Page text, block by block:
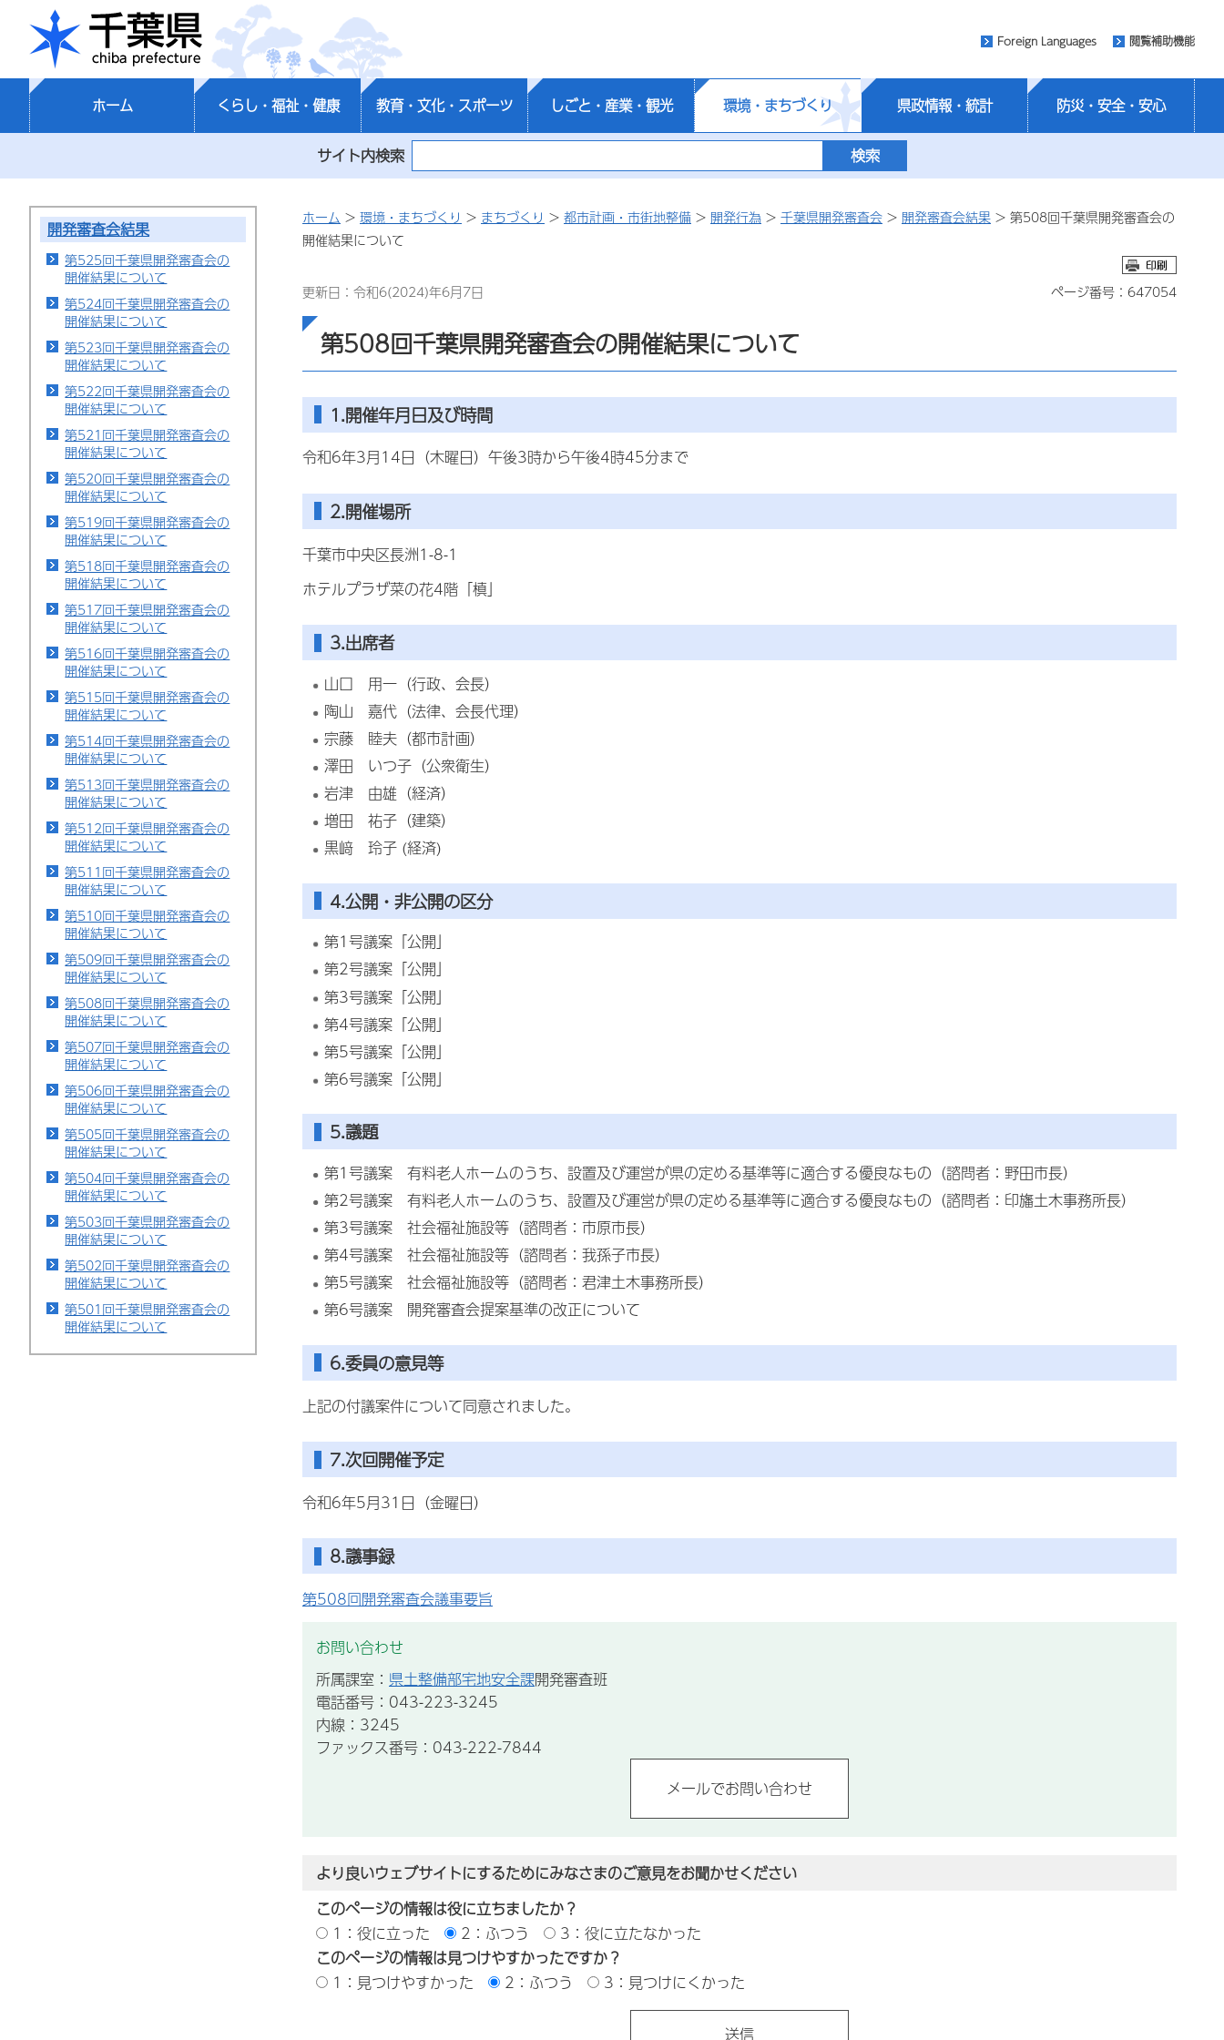
千葉県
Foreign Languages 閲覧補助機能
ホーム くらし・福祉・健康 教育・文化・スポーツ しごと・産業・観光 環境・まちづくり 県政情報・統計 防災・安全・安心
サイト内検索
開発審査会結果
第525回千葉県開発審査会の
開催結果について
第524回千葉県開発審査会の
開催結果について
第523回千葉県開発審査会の
開催結果について
第522回千葉県開発審査会の
開催結果について
第521回千葉県開発審査会の
開催結果について
第520回千葉県開発審査会の
開催結果について
第519回千葉県開発審査会の
開催結果について
第518回千葉県開発審査会の
開催結果について
第517回千葉県開発審査会の
開催結果について
第516回千葉県開発審査会の
開催結果について
第515回千葉県開発審査会の
開催結果について
第514回千葉県開発審査会の
開催結果について
第513回千葉県開発審査会の
開催結果について
第512回千葉県開発審査会の
開催結果について
第511回千葉県開発審査会の
開催結果について
第510回千葉県開発審査会の
開催結果について
第509回千葉県開発審査会の
開催結果について
第508回千葉県開発審査会の
開催結果について
第507回千葉県開発審査会の
開催結果について
第506回千葉県開発審査会の
開催結果について
第505回千葉県開発審査会の
開催結果について
第504回千葉県開発審査会の
開催結果について
第503回千葉県開発審査会の
開催結果について
第502回千葉県開発審査会の
開催結果について
第501回千葉県開発審査会の
開催結果について
ホーム > 環境・まちづくり > まちづくり > 都市計画・市街地整備 > 開発行為 > 千葉県開発審査会 > 開発審査会結果 > 第508回千葉県開発審査会の
開催結果について
更新日：令和6(2024)年6月7日 ページ番号：647054
第508回千葉県開発審査会の開催結果について
1.開催年月日及び時間
令和6年3月14日（木曜日）午後3時から午後4時45分まで
2.開催場所
千葉市中央区長洲1-8-1
ホテルプラザ菜の花4階「槙」
3.出席者
山口 用一（行政、会長）
陶山 嘉代（法律、会長代理）
宗藤
睦夫（都市計画）
澤田 いつ子（公衆衛生）
岩津 由雄（経済）
増田 祐子（建築）
黒﨑 玲子 (経済)
4.公開・非公開の区分
第1号議案「公開」
第2号議案「公開」
第3号議案「公開」
第4号議案「公開」
第5号議案「公開」
第6号議案「公開」
5.議題
第1号議案 有料老人ホームのうち、設置及び運営が県の定める基準等に適合する優良なもの（諮問者：野田市長）
第2号議案 有料老人ホームのうち、設置及び運営が県の定める基準等に適合する優良なもの（諮問者：印旛土木事務所長）
第3号議案 社会福祉施設等（諮問者：市原市長）
第4号議案 社会福祉施設等（諮問者：我孫子市長）
第5号議案 社会福祉施設等（諮問者：君津土木事務所長）
第6号議案 開発審査会提案基準の改正について
6.委員の意見等
上記の付議案件について同意されました。
7.次回開催予定
令和6年5月31日（金曜日）
8.議事録
第508回開発審査会議事要旨
お問い合わせ
所属課室： 県土整備部宅地安全課開発審査班
電話番号：043-223-3245
内線：3245
ファックス番号：043-222-7844
より良いウェブサイトにするためにみなさまのご意見をお聞かせください
このページの情報は役に立ちましたか？
1：役に立った
2：ふつう
3：役に立たなかった
このページの情報は見つけやすかったですか？
1：見つけやすかった
2：ふつう 3：見つけにくかった